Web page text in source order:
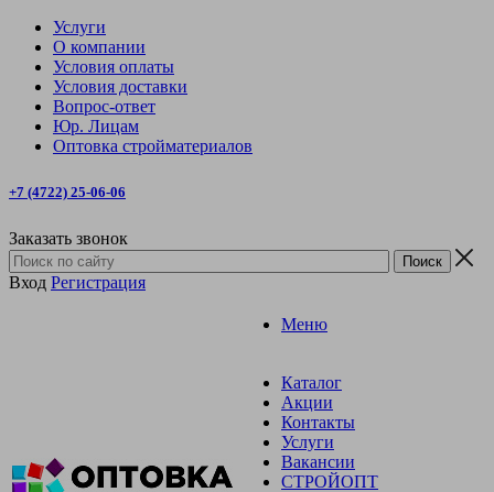
Услуги
О компании
Условия оплаты
Условия доставки
Вопрос-ответ
Юр. Лицам
Оптовка стройматериалов
+7 (4722) 25-06-06
Заказать звонок
Вход Регистрация
Меню
Каталог
Акции
Контакты
Услуги
Вакансии
СТРОЙОПТ